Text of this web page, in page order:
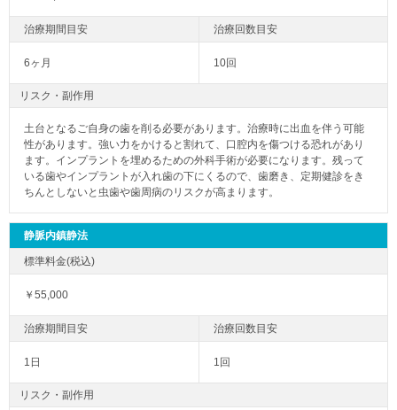
6ヶ月 10回
リスク・副作用
土台となるご自身の歯を削る必要があります。治療時に出血を伴う可能
性があります。強い力をかけると割れて、口腔内を傷つける恐れがあり
ます。インプラントを埋めるための外科手術が必要になります。残って
いる歯やインプラントが入れ歯の下にくるので、歯磨き、定期健診をき
ちんとしないと虫歯や歯周病のリスクが高まります。
静脈内鎮静法
￥55,000
1日 1回
リスク・副作用